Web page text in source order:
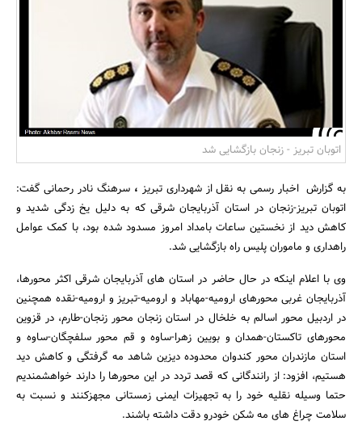
اتوبان تبریز - زنجان بازگشایی شد
به گزارش اخبار رسمی به نقل از شهرداری تبریز ،سرهنگ نادر رحمانی گفت:
اتوبان تبریز-زنجان در استان آذربایجان شرقی که به دلیل یخ زدگی شدید و
کاهش دید از نخستین ساعات بامداد امروز مسدود شده بود، با کمک عوامل
راهداری و ماموران پلیس راه بازگشایی شد.
وی با اعلام اینکه در حال حاضر در استان های آذربایجان شرقی اکثر محورها،
آذربایجان غربی محورهای ارومیه-مهاباد و ارومیه-تبریز و ارومیه-نقده همچنین
در اردبیل محور اسالم به خلخال در استان زنجان محور زنجان-طارم، در قزوین
محورهای تاکستان-همدان و بویین زهرا-ساوه و قم محور سلفچگان-ساوه و
استان مازندران محور کندوان محدوده دیزین شاهد مه گرفتگی و کاهش دید
هستیم، افزود: از رانندگانی که قصد تردد در این محورها را دارند خواهشمندیم
حتما وسیله نقلیه خود را به تجهیزات ایمنی زمستانی مجهزکنند و نسبت به
سلامت چراغ های مه شکن خودرو دقت داشته باشند.